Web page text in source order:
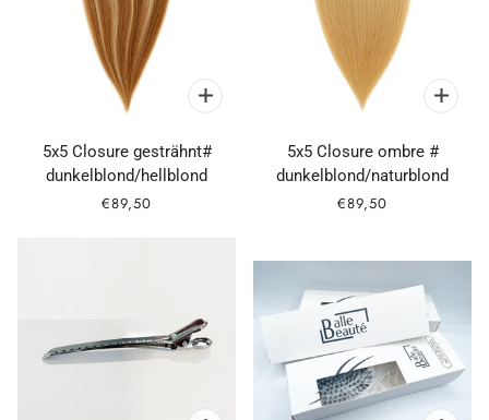
5x5 Closure gesträhnt#
dunkelblond/hellblond
€89,50
5x5 Closure ombre #
dunkelblond/naturblond
€89,50